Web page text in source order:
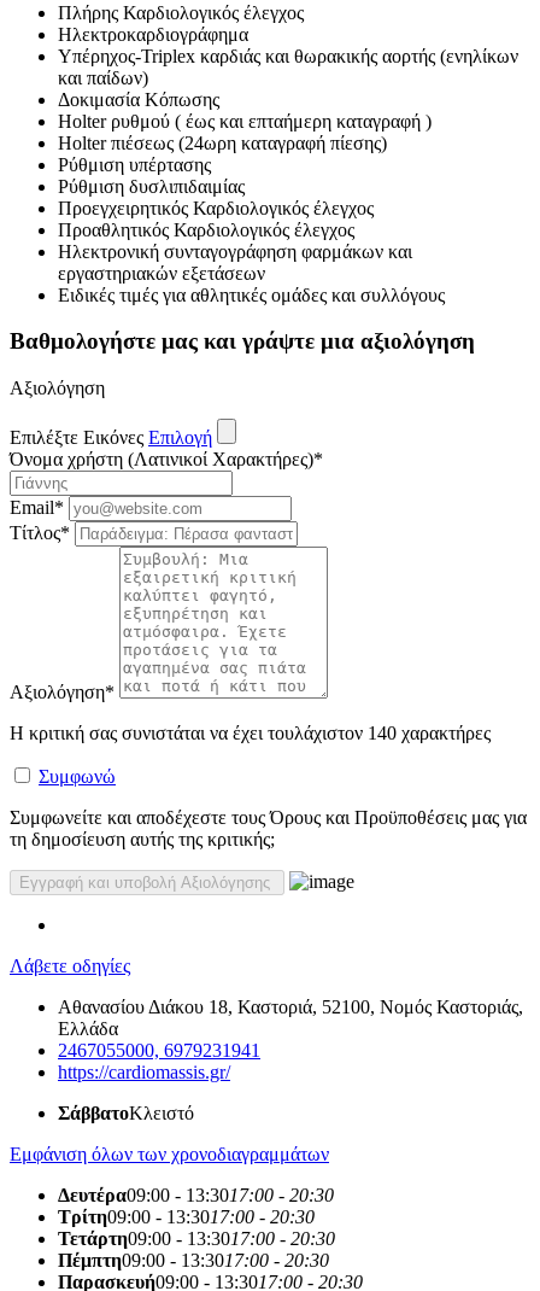
Πλήρης Καρδιολογικός έλεγχος
Ηλεκτροκαρδιογράφημα
Υπέρηχος-Triplex καρδιάς και θωρακικής αορτής (ενηλίκων
και παίδων)
Δοκιμασία Κόπωσης
Holter ρυθμού ( έως και επταήμερη καταγραφή )
Holter πιέσεως (24ωρη καταγραφή πίεσης)
Ρύθμιση υπέρτασης
Ρύθμιση δυσλιπιδαιμίας
Προεγχειρητικός Καρδιολογικός έλεγχος
Προαθλητικός Καρδιολογικός έλεγχος
Ηλεκτρονική συνταγογράφηση φαρμάκων και
εργαστηριακών εξετάσεων
Ειδικές τιμές για αθλητικές ομάδες και συλλόγους
Βαθμολογήστε μας και γράψτε μια αξιολόγηση
Αξιολόγηση
Επιλέξτε Εικόνες Επιλογή
Όνομα χρήστη (Λατινικοί Χαρακτήρες)*
Email*
Τίτλος*
Αξιολόγηση*
Η κριτική σας συνιστάται να έχει τουλάχιστον 140 χαρακτήρες
Συμφωνώ
Συμφωνείτε και αποδέχεστε τους Όρους και Προϋποθέσεις μας για
τη δημοσίευση αυτής της κριτικής;
Λάβετε οδηγίες
Αθανασίου Διάκου 18, Καστοριά, 52100, Νομός Καστοριάς,
Ελλάδα
2467055000, 6979231941
https://cardiomassis.gr/
ΣάββατοΚλειστό
Εμφάνιση όλων των χρονοδιαγραμμάτων
Δευτέρα09:00 - 13:3017:00 - 20:30
Τρίτη09:00 - 13:3017:00 - 20:30
Τετάρτη09:00 - 13:3017:00 - 20:30
Πέμπτη09:00 - 13:3017:00 - 20:30
Παρασκευή09:00 - 13:3017:00 - 20:30